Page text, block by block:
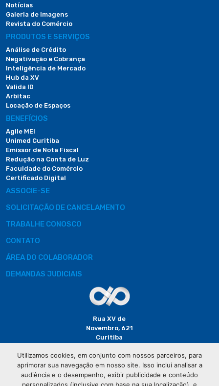
Notícias
Galeria de Imagens
Revista do Comércio
PRODUTOS E SERVIÇOS
Análise de Crédito
Negativação e Cobrança
Inteligência de Mercado
Hub da XV
Valida ID
Arbitac
Locação de Espaços
BENEFÍCIOS
Agile MEI
Unimed Curitiba
Emissor de Nota Fiscal
Redução na Conta de Luz
Faculdade do Comércio
Certificado Digital
ASSOCIE-SE
SOLICITAÇÃO DE CANCELAMENTO
TRABALHE CONOSCO
CONTATO
ÁREA DO COLABORADOR
DEMANDAS JUDICIAIS
Rua XV de
Novembro, 621
Curitiba
(41) 3320-
2929
Utilizamos cookies, em conjunto com nossos parceiros, para
aprimorar sua navegação em nosso site. Isso inclui analisar a
audiência e o desempenho, exibir publicidade e conteúdo